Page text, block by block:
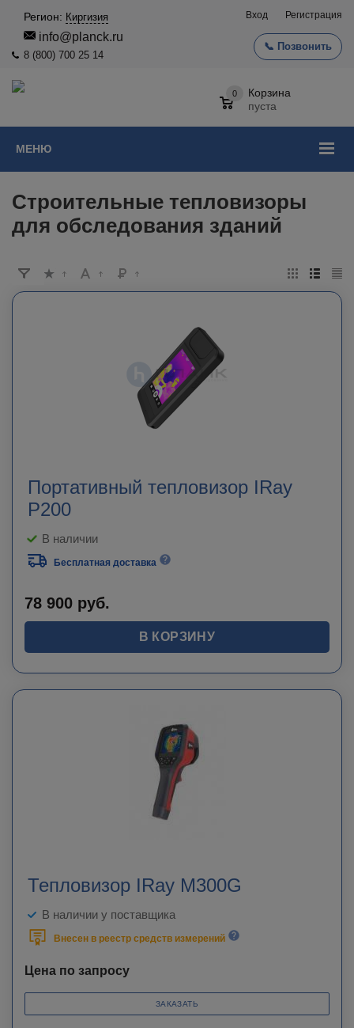
Регион: Киргизия
info@planck.ru
8 (800) 700 25 14
📞 Позвонить
Вход Регистрация
МЕНЮ
0
Корзина
пуста
Строительные тепловизоры
для обследования зданий
Портативный тепловизор IRay
P200
В наличии
Бесплатная доставка
78 900 руб.
В КОРЗИНУ
Тепловизор IRay M300G
В наличии у поставщика
Внесен в реестр средств измерений
Цена по запросу
ЗАКАЗАТЬ